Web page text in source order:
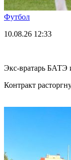
Футбол
10.08.26 12:33
Экс-вратарь БАТЭ
Контракт